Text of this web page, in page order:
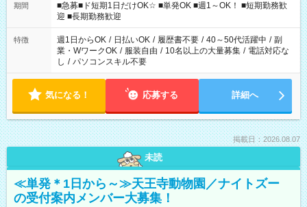
時/9-17時/9-18時/10-18時/11-21時/18-22時/20-翌4時/21-翌5
時/22-翌6時/0-翌8時 ご自身のご都合で選んで頂ける完全自由シ
フト！
期間
■急募■ド短期1日だけOK☆ ■単発OK ■週1～OK！ ■短期勤務歓
迎 ■長期勤務歓迎
特徴 週1日からOK / 日払いOK / 履歴書不要 / 40～50代活躍中 / 副
業・WワークOK / 服装自由 / 10名以上の大量募集 / 電話対応な
し / パソコンスキル不要
気になる！ 応募する 詳細へ
掲載日：2026.08.07
未読
≪単発＊1日から～≫天王寺動物園／ナイトズー
の受付案内メンバー大募集！